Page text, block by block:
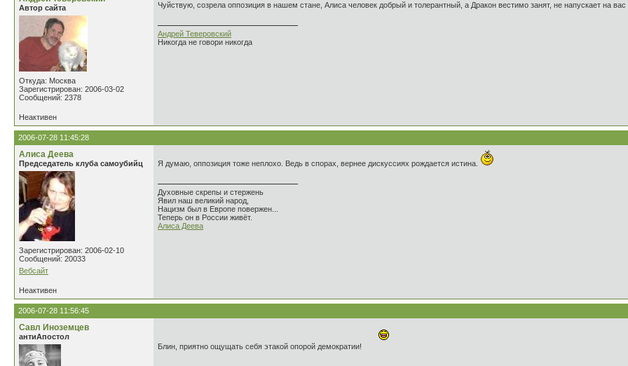
Автор сайта
Откуда: Москва
Зарегистрирован: 2006-03-02
Сообщений: 2378
Чуйствую, созрела оппозиция в нашем стане, Алиса человек добрый и толерантный, а Дракон вестимо занят, не напускает на
Андрей Теверовский
Никогда не говори никогда
Неактивен
2006-07-28 11:45:28
Алиса Деева
Председатель клуба самоубийц
Зарегистрирован: 2006-02-10
Сообщений: 20033
Вебсайт
Я думаю, оппозиция тоже неплохо. Ведь в спорах, вернее дискуссиях рождается истина.
Духовные скрепы и стержень
Явил наш великий народ,
Нацизм был в Европе повержен...
Теперь он в России живёт.
Алиса Деева
Неактивен
2006-07-28 11:56:45
Савл Иноземцев
антиАпостол
Блин, приятно ощущать себя этакой опорой демократии!